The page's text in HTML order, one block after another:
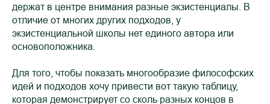
держат в центре внимания разные экзистенциалы. В
отличие от многих других подходов, у
экзистенциальной школы нет единого автора или
основоположника.
Для того, чтобы показать многообразие философских
идей и подходов хочу привести вот такую таблицу,
которая демонстрирует со сколь разных концов в